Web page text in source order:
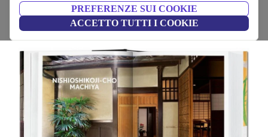
PREFERENZE SUI COOKIE
ACCETTO TUTTI I COOKIE
bianco
(Raccolta recensioni)